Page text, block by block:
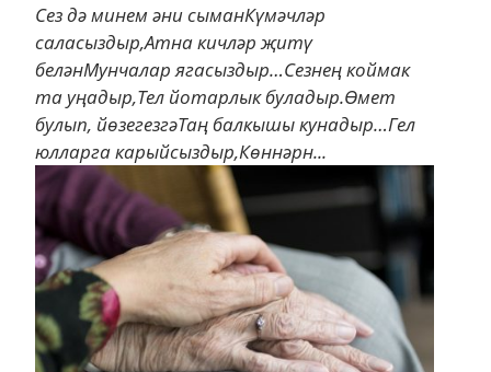
Сез дә минем әни сыманКүмәчләр
саласыздыр,Атна кичләр җитү
беләнМунчалар ягасыздыр…Сезнең коймак
та уңадыр,Тел йотарлык буладыр.Өмет
булып, йөзегезгәТаң балкышы кунадыр…Гел
юлларга карыйсыздыр,Көннәрн...